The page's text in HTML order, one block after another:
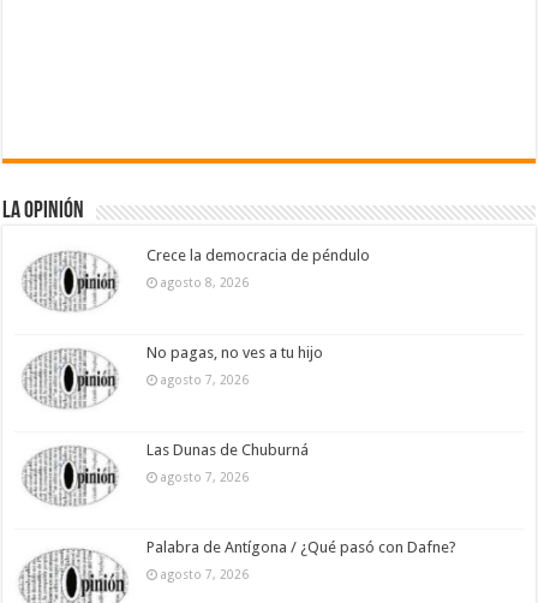
La Opinión
Crece la democracia de péndulo
agosto 8, 2026
No pagas, no ves a tu hijo
agosto 7, 2026
Las Dunas de Chuburná
agosto 7, 2026
Palabra de Antígona / ¿Qué pasó con Dafne?
agosto 7, 2026